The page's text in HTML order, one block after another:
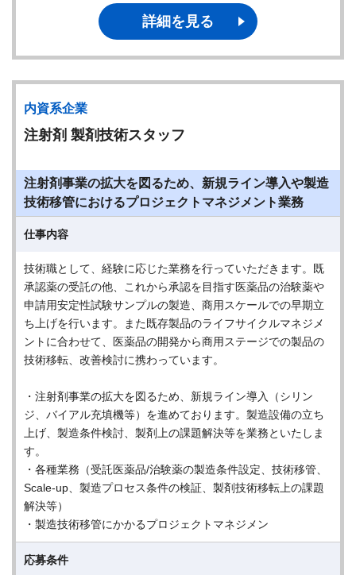
詳細を見る
内資系企業
注射剤 製剤技術スタッフ
注射剤事業の拡大を図るため、新規ライン導入や製造
技術移管におけるプロジェクトマネジメント業務
仕事内容
技術職として、経験に応じた業務を行っていただきます。既
承認薬の受託の他、これから承認を目指す医薬品の治験薬や
申請用安定性試験サンプルの製造、商用スケールでの早期立
ち上げを行います。また既存製品のライフサイクルマネジメ
ントに合わせて、医薬品の開発から商用ステージでの製品の
技術移転、改善検討に携わっています。
・注射剤事業の拡大を図るため、新規ライン導入（シリン
ジ、バイアル充填機等）を進めております。製造設備の立ち
上げ、製造条件検討、製剤上の課題解決等を業務といたしま
す。
・各種業務（受託医薬品/治験薬の製造条件設定、技術移管、
Scale-up、製造プロセス条件の検証、製剤技術移転上の課題
解決等）
・製造技術移管にかかるプロジェクトマネジメン
応募条件